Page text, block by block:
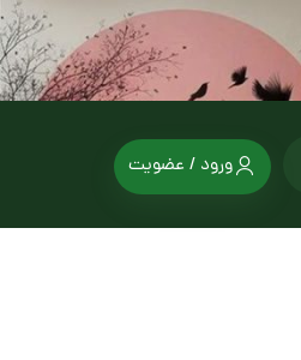
ورود / عضویت